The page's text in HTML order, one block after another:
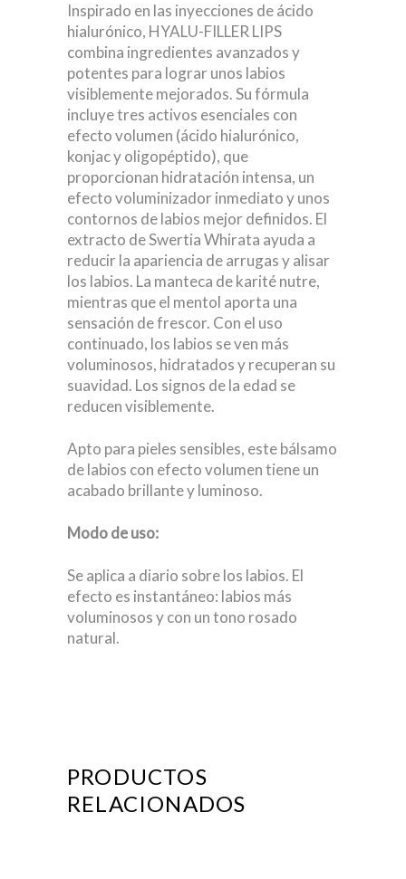
Inspirado en las inyecciones de ácido
hialurónico, HYALU-FILLER LIPS
combina ingredientes avanzados y
potentes para lograr unos labios
visiblemente mejorados. Su fórmula
incluye tres activos esenciales con
efecto volumen (ácido hialurónico,
konjac y oligopéptido), que
proporcionan hidratación intensa, un
efecto voluminizador inmediato y unos
contornos de labios mejor definidos. El
extracto de Swertia Whirata ayuda a
reducir la apariencia de arrugas y alisar
los labios. La manteca de karité nutre,
mientras que el mentol aporta una
sensación de frescor. Con el uso
continuado, los labios se ven más
voluminosos, hidratados y recuperan su
suavidad. Los signos de la edad se
reducen visiblemente.
Apto para pieles sensibles, este bálsamo
de labios con efecto volumen tiene un
acabado brillante y luminoso.
Modo de uso:
Se aplica a diario sobre los labios. El
efecto es instantáneo: labios más
voluminosos y con un tono rosado
natural.
PRODUCTOS
RELACIONADOS